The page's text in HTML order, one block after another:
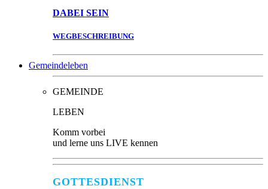
DABEI SEIN
WEGBESCHREIBUNG
Gemeindeleben
GEMEINDE
LEBEN
Komm vorbei
und lerne uns LIVE kennen
GOTTESDIENST